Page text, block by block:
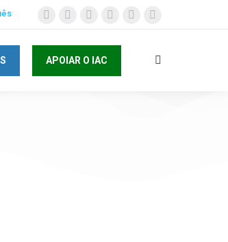
APOIAR O IAC